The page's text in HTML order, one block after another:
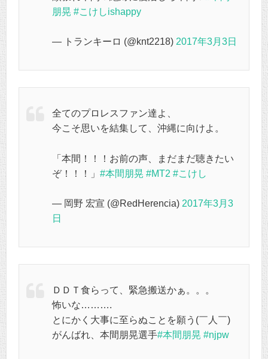
朋晃 #こけしishappy
— トランキーロ (@knt2218) 2017年3月3日
全てのプロレスファン達よ、
今こそ思いを結集して、沖縄に向けよ。
「本間！！！お前の声、まだまだ聴きたい
ぞ！！！」 #本間朋晃 #MT2 #こけし
— 岡野 宏宣 (@RedHerencia) 2017年3月3
日
ＤＤＴ食らって、緊急搬送かぁ。。。
怖いな……….
とにかく大事に至らぬことを願う(￣人￣)
がんばれ、本間朋晃選手#本間朋晃 #njpw